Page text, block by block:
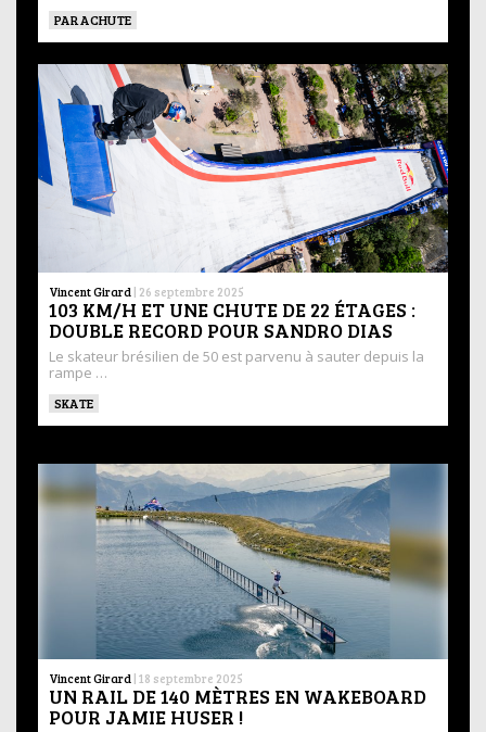
PARACHUTE
Vincent Girard | 26 septembre 2025
103 KM/H ET UNE CHUTE DE 22 ÉTAGES :
DOUBLE RECORD POUR SANDRO DIAS
Le skateur brésilien de 50 est parvenu à sauter depuis la
rampe …
SKATE
Vincent Girard | 18 septembre 2025
UN RAIL DE 140 MÈTRES EN WAKEBOARD
POUR JAMIE HUSER !